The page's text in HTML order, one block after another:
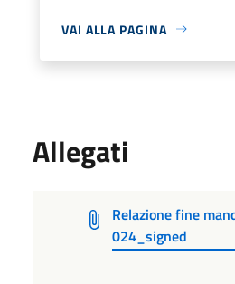
VAI ALLA PAGINA
Allegati
Relazione fine
024_signed